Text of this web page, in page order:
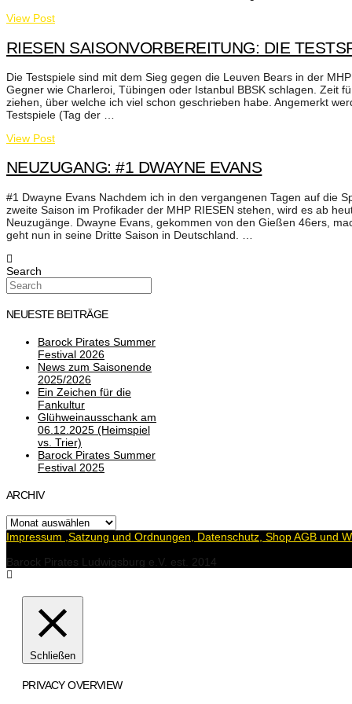
View Post
RIESEN SAISONVORBEREITUNG: DIE
Die Testspiele sind mit dem Sieg gegen die Leuven Bears in der
Gegner wie Charleroi, Tübingen oder Istanbul BBSK schlagen. Zeit
ziehen, über welche ich viel schon geschrieben habe. Angemerkt
Testspiele (Tag der …
View Post
NEUZUGANG: #1 DWAYNE EVANS
#1 Dwayne Evans Nachdem ich in den vergangenen Tagen auf die
zweite Saison im Profikader der MHP RIESEN stehen, wird es ab
Neuzugänge. Dwayne Evans, gekommen von den Gießen 46ers,
geht nun in seine Dritte Saison in Deutschland. …
Search
NEUESTE BEITRÄGE
Barock Pirates Summer
Festival 2026
News zum Saisonende
2025/2026
Ein Zeichen für die
Fankultur
Glühweinausschank am
06.12.2025 (Heimspiel
vs. Trier)
Barock Pirates Summer
Festival 2025
ARCHIV
Archiv
Impressum ,Satzung und Ordnungen, Datenschutz, Shop AGB und
Barock Pirates Ludwigsburg e.V. est. 2014
Schließen
PRIVACY OVERVIEW